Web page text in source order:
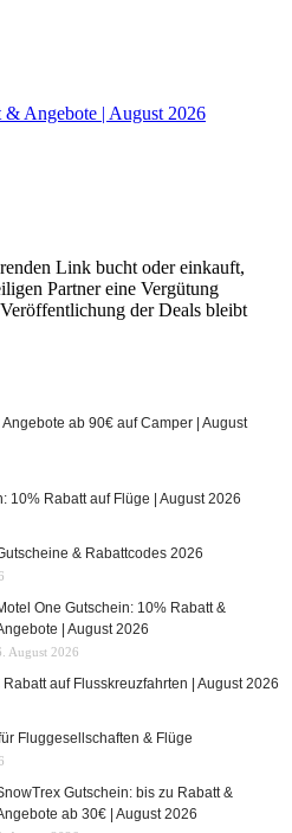
Angebote | August 2026
Link bucht oder einkauft,
Partner eine Vergütung
der Deals bleibt
ab 90€ auf Camper | August
10% Rabatt auf Flüge | August 2026
& Rabattcodes 2026
One Gutschein: 10% Rabatt &
| August 2026
August 2026
auf Flusskreuzfahrten | August 2026
Fluggesellschaften & Flüge
Gutschein: bis zu Rabatt &
ab 30€ | August 2026